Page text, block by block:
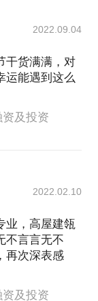
2022.09.04
干货满满，对
运能遇到这么
及投资
2022.02.10
业，高屋建瓴
不言言无不
再次深表感
及投资